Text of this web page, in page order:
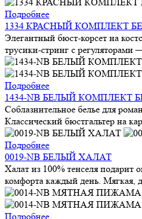
Подробнее
1334 КРАСНЫЙ КОМПЛЕКТ
Элегантный бюст-корсет на
трусики-стринг с регуляторами
Подробнее
1434-NB БЕЛЫЙ КОМПЛЕКТ
Соблазнительное белье для
Классический бюстгальтер на
Подробнее
0019-NB БЕЛЫЙ ХАЛАТ
Халат из 100% тенселя
комфорта каждый день. Мягкая,
Подробнее